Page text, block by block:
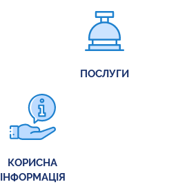
ПОСЛУГИ
КОРИСНА
ІНФОРМАЦІЯ